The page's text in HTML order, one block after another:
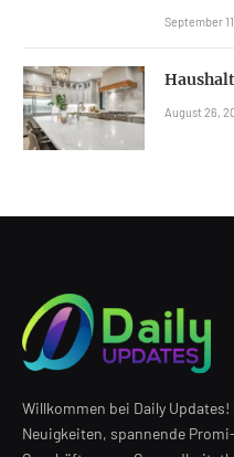
September
August 26,
Willkommen bei Daily
Neuigkeiten, spannende